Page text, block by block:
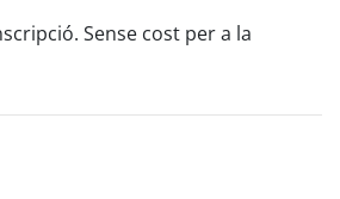
Sense cost per a la